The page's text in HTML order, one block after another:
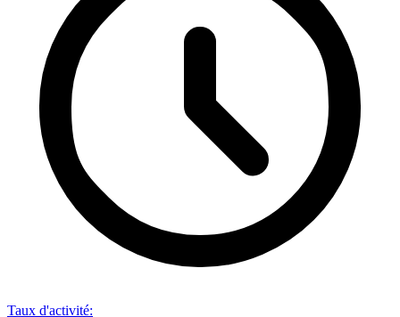
Taux d'activité: